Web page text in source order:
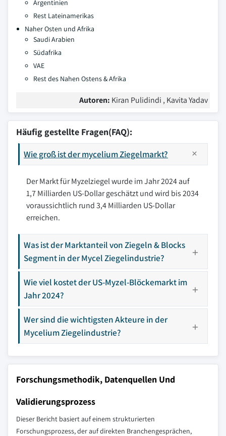
Argentinien
Rest Lateinamerikas
Naher Osten und Afrika
Saudi Arabien
Südafrika
VAE
Rest des Nahen Ostens & Afrika
Autoren: Kiran Pulidindi , Kavita Yadav
Häufig gestellte Fragen(FAQ):
Wie groß ist der mycelium Ziegelmarkt?
Der Markt für Myzelziegel wurde im Jahr 2024 auf
1,7 Milliarden US-Dollar geschätzt und wird bis 2034
voraussichtlich rund 3,4 Milliarden US-Dollar
erreichen.
Was ist der Marktanteil von Ziegeln & Blocks
Segment in der Mycel Ziegelindustrie?
Wie viel kostet der US-Myzel-Blöckemarkt im
Jahr 2024?
Wer sind die wichtigsten Akteure in der
Mycelium Ziegelindustrie?
Forschungsmethodik, Datenquellen Und
Validierungsprozess
Dieser Bericht basiert auf einem strukturierten
Forschungsprozess, der auf direkten Branchengesprächen,